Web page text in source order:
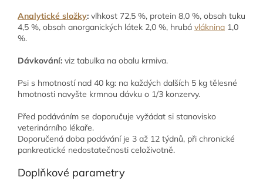
Analytické složky: vlhkost 72,5 %, protein 8,0 %, obsah tuku
4,5 %, obsah anorganických látek 2,0 %, hrubá vláknina 1,0
%.
Dávkování: viz tabulka na obalu krmiva.
Psi s hmotností nad 40 kg: na každých dalších 5 kg tělesné
hmotnosti navyšte krmnou dávku o 1/3 konzervy.
Před podáváním se doporučuje vyžádat si stanovisko
veterinárního lékaře.
Doporučená doba podávání je 3 až 12 týdnů, při chronické
pankreatické nedostatečnosti celoživotně.
Doplňkové parametry